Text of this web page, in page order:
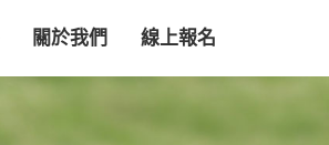
關於我們 線上報名